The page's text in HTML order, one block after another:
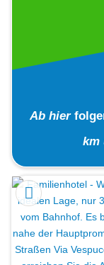
Ab hier
km